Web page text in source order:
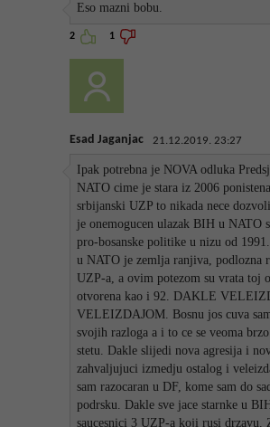
Eso mazni bobu.
2 1
Esad Jaganjac 21.12.2019. 23:27
Ipak potrebna je NOVA odluka
NATO cime je stara iz 2006
srbijanski UZP to nikada nece
je onemogucen ulazak BIH u NATO
pro-bosanske politike u nizu od
u NATO je zemlja ranjiva, podlozna
UZP-a, a ovim potezom su vrata toj
otvorena kao i 92. DAKLE
VELEIZDAJOM. Bosnu jos cuva
svojih razloga a i to ce se veoma
stetu. Dakle slijedi nova agresija i
zahvaljujuci izmedju ostalog i
sam razocaran u DF, kome sam do
podrsku. Dakle sve jace starnke u
saucesnici 3 UZP-a koji rusi drzavu.